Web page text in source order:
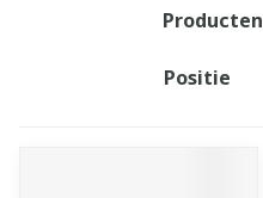
Producten
Sorteer op: